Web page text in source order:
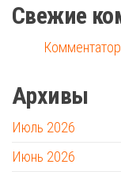
Свежие
Архивы
Июль 2026
Июнь 2026